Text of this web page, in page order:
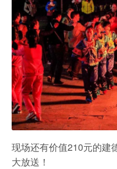
现场还有价值210元的建
大放送！